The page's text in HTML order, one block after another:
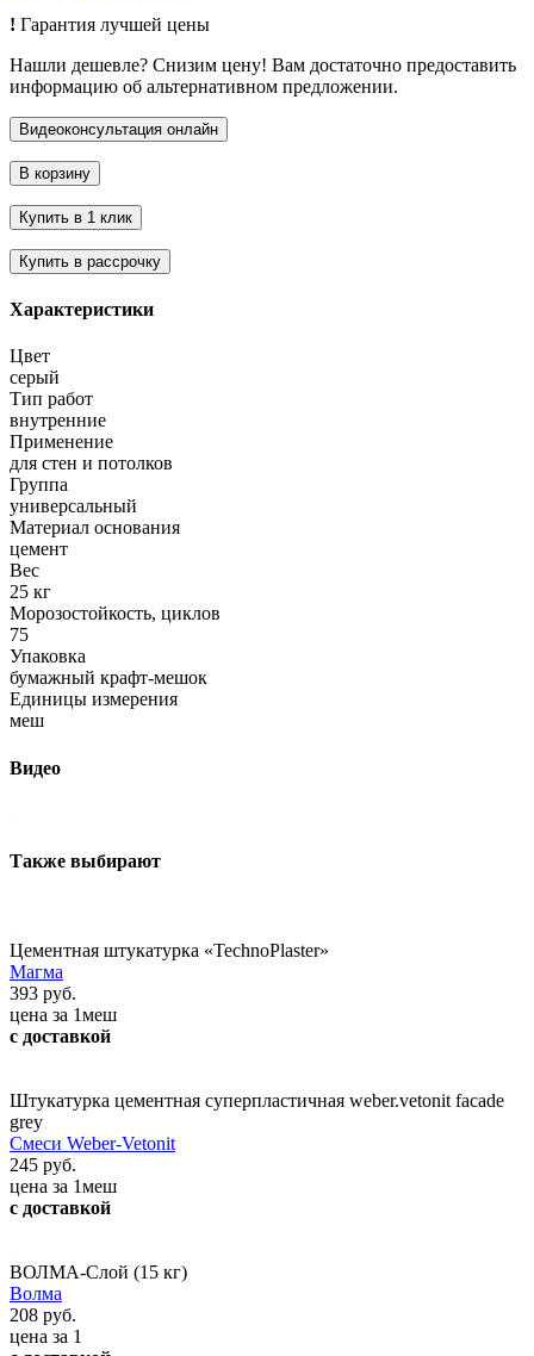
! Гарантия лучшей цены
Нашли дешевле? Снизим цену! Вам достаточно предоставить
информацию об альтернативном предложении.
Характеристики
Цвет
серый
Тип работ
внутренние
Применение
для стен и потолков
Группа
универсальный
Материал основания
цемент
Вес
25 кг
Морозостойкость, циклов
75
Упаковка
бумажный крафт-мешок
Единицы измерения
меш
Видео
Также выбирают
Цементная штукатурка «TechnoPlaster»
Магма
393 руб.
цена за 1меш
с доставкой
Штукатурка цементная суперпластичная weber.vetonit facade
grey
Смеси Weber-Vetonit
245 руб.
цена за 1меш
с доставкой
ВОЛМА-Слой (15 кг)
Волма
208 руб.
цена за 1